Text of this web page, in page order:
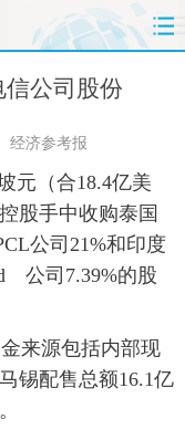
财经
法治
人 汽车
食品
公司股份
经济参考报
元（合18.4亿美
股手中收购泰国
公司21%和印度
公司7.39%的股
来源包括内部现
锡配售总额16.1亿